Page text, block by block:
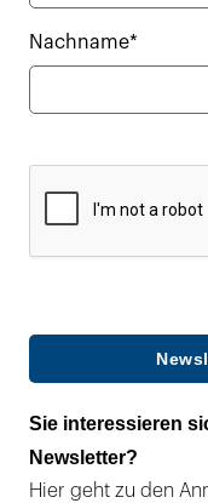
Nachname*
Sie interessieren
Newsletter?
Hier geht zu den